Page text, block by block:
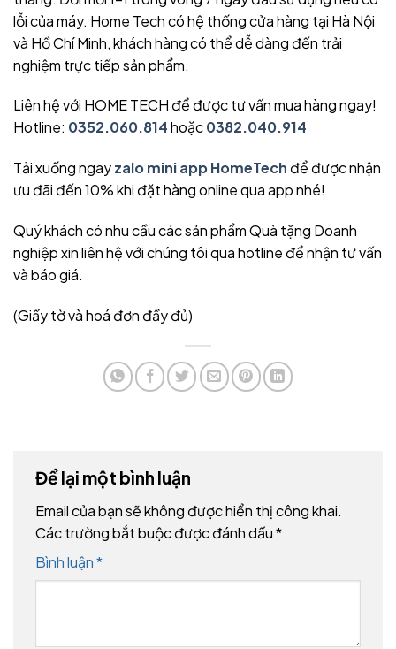
lỗi của máy. Home Tech có hệ thống cửa hàng tại Hà Nội
và Hồ Chí Minh, khách hàng có thể dễ dàng đến trải
nghiệm trực tiếp sản phẩm.
Liên hệ với HOME TECH để được tư vấn mua hàng ngay!
Hotline: 0352.060.814hoặc0382.040.914
Tải xuống ngayzalo mini app HomeTech để được nhận
ưu đãi đến 10% khi đặt hàng online qua app nhé!
Quý khách có nhu cầu các sản phẩm Quà tặng Doanh
nghiệp xin liên hệ với chúng tôi qua hotline để nhận tư vấn
và báo giá.
(Giấy tờ và hoá đơn đầy đủ)
Để lại một bình luận
Email của bạn sẽ không được hiển thị công khai.
Các trường bắt buộc được đánh dấu*
Bình luận*